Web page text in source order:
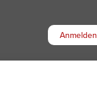
Anmelden